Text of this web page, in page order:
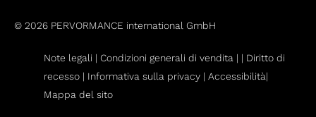
© 2026 PERVORMANCE international GmbH
Note legali | Condizioni generali di vendita | | Diritto di
recesso | Informativa sulla privacy | Accessibilità|
Mappa del sito